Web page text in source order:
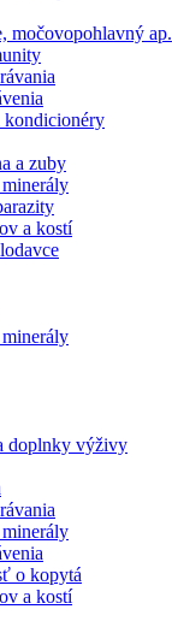
močovopohlavný ap.
kondicionéry
a zuby
a kostí
doplnky výživy
o kopytá
a kostí